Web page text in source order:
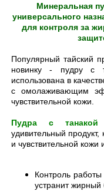
Минеральная
универсального
для контроля за
Популярный тайский
новинку - пудру с
использована в
с омолаживающим
чувствительной кожи.
Пудра с танакой
удивительный
и чувствительной
Контроль
устранит жирный